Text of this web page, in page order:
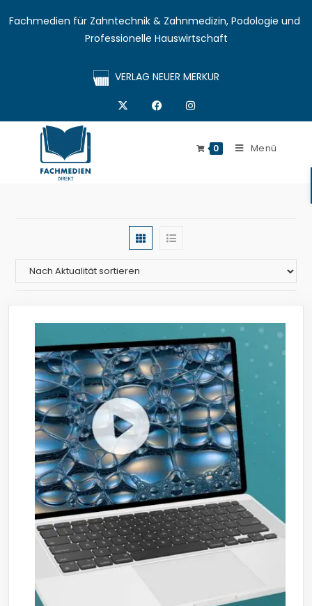
Fachmedien für Zahntechnik & Zahnmedizin, Podologie und
Professionelle Hauswirtschaft
VERLAG NEUER MERKUR
0 Menü